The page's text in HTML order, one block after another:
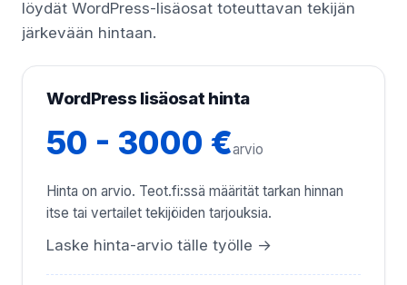
löydät WordPress-lisäosat toteuttavan tekijän
järkevään hintaan.
WordPress lisäosat hinta
50 - 3000 €arvio
Hinta on arvio. Teot.fi:ssä määrität tarkan hinnan
itse tai vertailet tekijöiden tarjouksia.
Laske hinta-arvio tälle työlle →